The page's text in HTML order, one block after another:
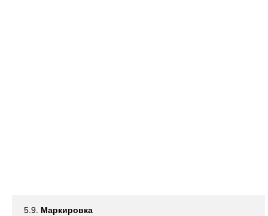
5.9. Маркировка